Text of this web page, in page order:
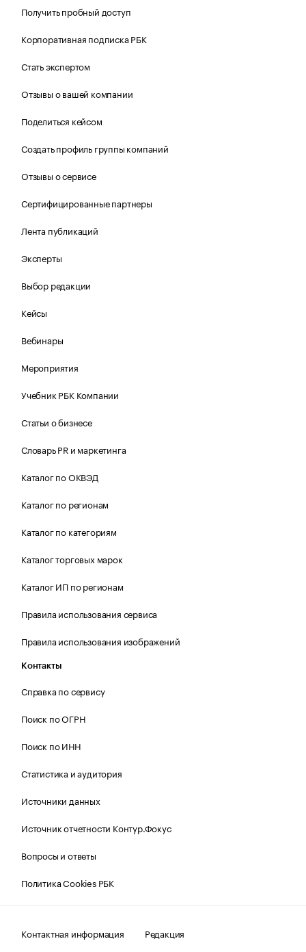
Получить пробный доступ
Корпоративная подписка РБК
Стать экспертом
Отзывы о вашей компании
Поделиться кейсом
Создать профиль группы компаний
Отзывы о сервисе
Сертифицированные партнеры
Лента публикаций
Эксперты
Выбор редакции
Кейсы
Вебинары
Мероприятия
Учебник РБК Компании
Статьи о бизнесе
Словарь PR и маркетинга
Каталог по ОКВЭД
Каталог по регионам
Каталог по категориям
Каталог торговых марок
Каталог ИП по регионам
Правила использования сервиса
Правила использования изображений
Контакты
Справка по сервису
Поиск по ОГРН
Поиск по ИНН
Статистика и аудитория
Источники данных
Источник отчетности Контур.Фокус
Вопросы и ответы
Политика Cookies РБК
Контактная информация Редакция